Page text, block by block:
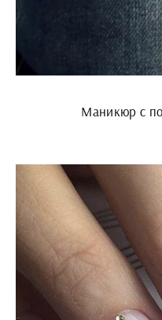
Маникюр с